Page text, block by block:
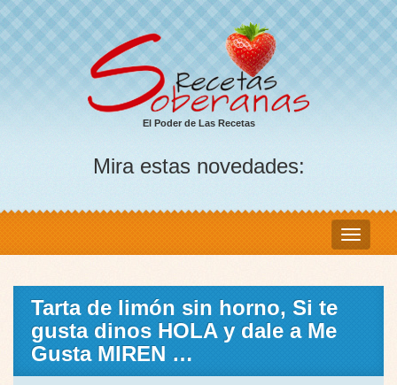
El Poder de Las Recetas
Mira estas novedades:
Tarta de limón sin horno, Si te
gusta dinos HOLA y dale a Me
Gusta MIREN …